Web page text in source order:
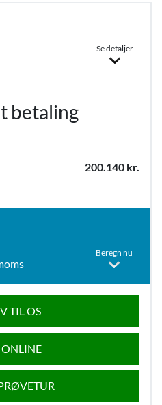
Se detaljer
Beregn nu
betaling
200.140 kr.
TIL OS